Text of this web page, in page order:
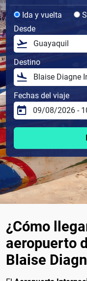
Ida y vuelta
Desde
Destino
Fechas del viaje
¿Cómo
aeropuerto
Blaise